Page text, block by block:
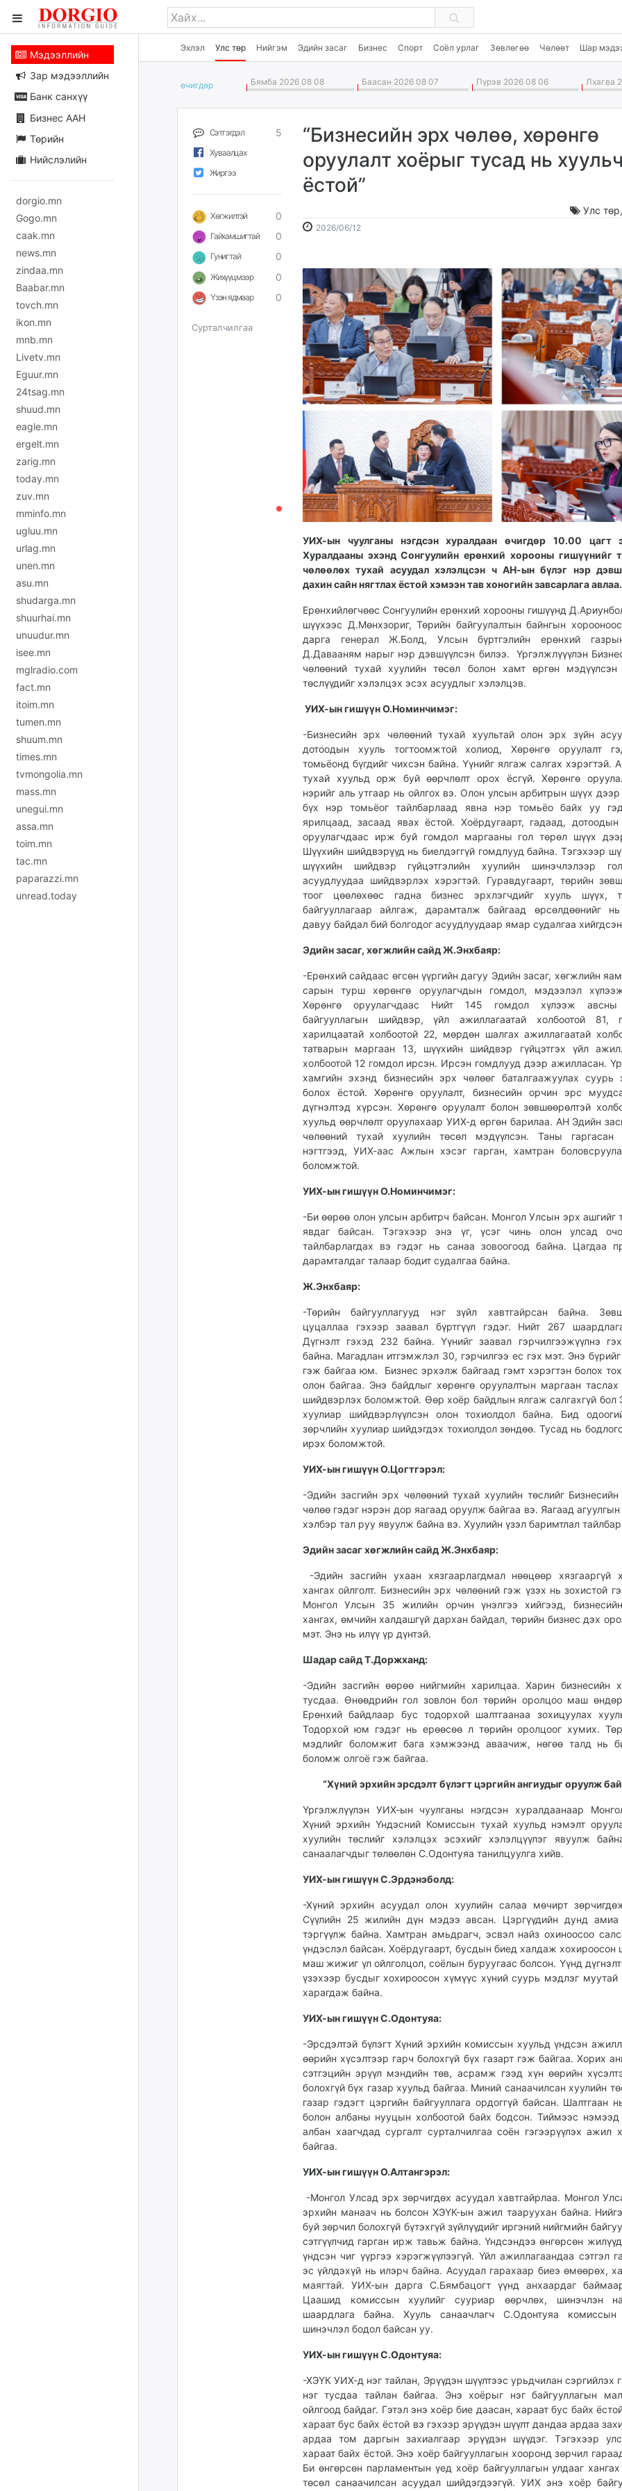
Эхлэл Улс төр Нийгэм Эдийн засаг Бизнес Спорт Соёл урлаг Зөвлөгөө Чөлөөт Шар
Мэдээллийн
Зар мэдээллийн
Банк санхүү
Бизнес ААН
Төрийн
Нийслэлийн
dorgio.mn
Gogo.mn
caak.mn
news.mn
zindaa.mn
Baabar.mn
tovch.mn
ikon.mn
mnb.mn
Livetv.mn
Eguur.mn
24tsag.mn
shuud.mn
eagle.mn
ergelt.mn
zarig.mn
today.mn
zuv.mn
mminfo.mn
ugluu.mn
urlag.mn
unen.mn
asu.mn
shudarga.mn
shuurhai.mn
unuudur.mn
isee.mn
mglradio.com
fact.mn
itoim.mn
tumen.mn
shuum.mn
times.mn
tvmongolia.mn
mass.mn
unegui.mn
assa.mn
toim.mn
tac.mn
paparazzi.mn
unread.today
өчигдѳр Бямба 2026 08 08 Баасан 2026 08 07 Пүрэв 2026 08 06 Лхагва
Сэтгэгдэл 5
Хуваалцах
Жиргээ
Хөгжилтэй 0
Гайхамшигтай 0
Гунигтай 0
Жихүүцмээр 0
Үзэн ядмаар 0
Сурталчилгаа
“Бизнесийн эрх чөлөө, хөрөнгө
оруулалт хоёрыг тусад нь
ёстой”
Улс төр,
2026/06/12
09:22:03
15:40:26
УИХ-ын чуулганы нэгдсэн хуралдаан өчигдөр 10.00 цагт
Хуралдааны эхэнд Сонгуулийн ерөнхий хорооны гишүүнийг
чөлөөлөх тухай асуудал хэлэлцсэн ч АН-ын бүлэг нэр
дахин сайн нягтлах ёстой хэмээн тав хоногийн завсарлага авлаа.
Ерөнхийлөгчөөс Сонгуулийн ерөнхий хорооны гишүүнд
шүүхээс Д.Мөнхзориг, Төрийн байгуулалтын байнгын
дарга генерал Ж.Болд, Улсын бүртгэлийн ерөнхий
Д.Давааням нарыг нэр дэвшүүлсэн билээ. Үргэлжлүүүлэн
чөлөөний тухай хуулийн төсөл болон хамт өргөн мэдүүлсэн
төслүүдийг хэлэлцэх эсэх асуудлыг хэлэлцэв.
УИХ-ын гишүүн О.Номинчимэг:
-Бизнесийн эрх чөлөөний тухай хуультай олон эрх зүйн
дотоодын хууль тогтоомжтой холиод, Хөрөнгө оруулалт
томьёонд бүгдийг чихсэн байна. Үүнийг ялгаж салгах хэрэгтэй.
тухай хуульд орж буй өөрчлөлт орох ёсгүй. Хөрөнгө
нэрийг аль утгаар нь ойлгох вэ. Олон улсын арбитрын шүүх дээр
бүх нэр томьёог тайлбарлаад явна нэр томьёо байх уу
ярилцаад, засаад явах ёстой. Хоёрдугаарт, гадаад, дотоодын
оруулагчдаас ирж буй гомдол маргааны гол төрөл шүүх
Шүүхийн шийдвэрүүд нь биелдэггүй гомдлууд байна. Тэгэхээр
шүүхийн шийдвэр гүйцэтгэлийн хуулийн шинэчлэлээр
асуудлуудаа шийдвэрлэх хэрэгтэй. Гуравдугаарт, төрийн
тоог цөөлөхөөс гадна бизнес эрхлэгчдийг хууль шүүх,
байгууллагаар айлгаж, дарамталж байгаад өрсөлдөөнийг нь
давуу байдал бий болгодог асуудлуудаар ямар судалгаа
Эдийн засаг, хөгжлийн сайд Ж.Энхбаяр:
-Ерөнхий сайдаас өгсөн үүргийн дагуу Эдийн засаг, хөгжлийн
сарын турш хөрөнгө оруулагчдын гомдол, мэдээлэл
Хөрөнгө оруулагчдаас Нийт 145 гомдол хүлээж авсны
байгууллагын шийдвэр, үйл ажиллагаатай холбоотой 81,
харилцаатай холбоотой 22, мөрдөн шалгах ажиллагаатай
татварын маргаан 13, шүүхийн шийдвэр гүйцэтгэх үйл
холбоотой 12 гомдол ирсэн. Ирсэн гомдлууд дээр ажилласан.
хамгийн эхэнд бизнесийн эрх чөлөөг баталгаажуулах суурь
болох ёстой. Хөрөнгө оруулалт, бизнесийн орчин эрс
дүгнэлтэд хүрсэн. Хөрөнгө оруулалт болон зөвшөөрөлтэй
хуульд өөрчлөлт оруулахаар УИХ-д өргөн барилаа. АН Эдийн
чөлөөний тухай хуулийн төсөл мэдүүлсэн. Таны гаргасан
нэгтгээд, УИХ-аас Ажлын хэсэг гарган, хамтран
боломжтой.
УИХ-ын гишүүн О.Номинчимэг:
-Би өөрөө олон улсын арбитрч байсан. Монгол Улсын эрх ашгийг
явдаг байсан. Тэгэхээр энэ үг, үсэг чинь олон улсад
тайлбарлагдах вэ гэдэг нь санаа зовоогоод байна. Цагдаа
дарамталдаг талаар бодит судалгаа байна.
Ж.Энхбаяр:
-Төрийн байгууллагууд нэг зүйл хавтгайрсан байна.
цуцаллаа гэхээр заавал бүртгүүл гэдэг. Нийт 267
Дүгнэлт гэхэд 232 байна. Үүнийг заавал гэрчилгээжүүлнэ
байна. Магадлан итгэмжлэл 30, гэрчилгээ ес гэх мэт. Энэ бүрийг
гэж байгаа юм. Бизнес эрхэлж байгаад гэмт хэрэгтэн болох
олон байгаа. Энэ байдлыг хөрөнгө оруулалтын маргаан таслах
шийдвэрлэх боломжтой. Өөр хоёр байдлын ялгаж салгахгүй бол
хуулиар шийдвэрлүүлсэн олон тохиолдол байна. Бид
зөрчлийн хуулиар шийдэгдэх тохиолдол зөндөө. Тусад нь
ирэх боломжтой.
УИХ-ын гишүүн О.Цогтгэрэл:
-Эдийн засгийн эрх чөлөөний тухай хуулийн төслийг
чөлөө гэдэг нэрэн дор яагаад оруулж байгаа вэ. Яагаад
хэлбэр тал руу явуулж байна вэ. Хуулийн үзэл баримтлал тайлбар
Эдийн засаг хөгжлийн сайд Ж.Энхбаяр:
-Эдийн засгийн ухаан хязгаарлагдмал нөөцөөр хязгааргүй
хангах ойлголт. Бизнесийн эрх чөлөөний гэж үзэх нь зохистой
Монгол Улсын 35 жилийн орчин үнэлгээ хийгээд,
хангах, өмчийн халдашгүй дархан байдал, төрийн бизнес дэх
мэт. Энэ нь илүү үр дүнтэй.
Шадар сайд Т.Доржханд:
-Эдийн засгийн өөрөө нийгмийн харилцаа. Харин бизнесийн
тусдаа. Өнөөдрийн гол зовлон бол төрийн оролцоо маш
Ерөнхий байдлаар бус тодорхой шалтгаанаа зохицуулах
Тодорхой юм гэдэг нь ерөөсөө л төрийн оролцоог хумих.
мэдлийг боломжит бага хэмжээнд аваачиж, нөгөө талд нь
боломж олгоё гэж байгаа.
“Хүний эрхийн эрсдэлт бүлэгт цэргийн ангиудыг оруулж
Үргэлжлүүлэн УИХ-ын чуулганы нэгдсэн хуралдаанаар
Хүний эрхийн Үндэсний Комиссын тухай хуульд нэмэлт
хуулийн төслийг хэлэлцэх эсэхийг хэлэлцүүлэг явуулж
санаалагчдыг төлөөлөн С.Одонтуяа танилцуулга хийв.
УИХ-ын гишүүн С.Эрдэнэболд:
-Хүний эрхийн асуудал олон хуулийн салаа мөчирт
Сүүлийн 25 жилийн дүн мэдээ авсан. Цэргүүдийн дунд амиа
тэргүүлж байна. Хамтран амьдрагч, эсвэл найз охиноосоо
үндэслэл байсан. Хоёрдугаарт, бусдын биед халдаж хохироосон
маш жижиг үл ойлголцол, соёлын буруугаас болсон. Үүнд дүгнэлт
үзэхээр бусдыг хохироосон хүмүүс хүний суурь мэдлэг муутай
харагдаж байна.
УИХ-ын гишүүн С.Одонтуяа:
-Эрсдэлтэй бүлэгт Хүний эрхийн комиссын хуульд үндсэн
өөрийн хүсэлтээр гарч болохгүй бүх газарт гэж байгаа. Хорих
сэтгэцийн эрүүл мэндийн төв, асрамж гээд хүн өөрийн
болохгүй бүх газар хуульд байгаа. Миний санаачилсан хуулийн
газар гэдэгт цэргийн байгууллага ордоггүй байсан. Шалтгаан
болон албаны нууцын холбоотой байх бодсон. Тиймээс нэмээд
албан хаагчдад сургалт сурталчилгаа соён гэгээрүүлэх ажил
байгаа.
УИХ-ын гишүүн О.Алтангэрэл:
-Монгол Улсад эрх зөрчигдөх асуудал хавтгайрлаа. Монгол
эрхийн манаач нь болсон ХЭҮК-ын ажил тааруухан байна.
буй зөрчил болохгүй бүтэхгүй зүйлүүдийг иргэний нийгмийн
сэтгүүлчид гарган ирж тавьж байна. Үндсэндээ өнгөрсөн
үндсэн чиг үүргээ хэрэгжүүлээгүй. Үйл ажиллагаандаа сэтгэл
эс үйлдэхүй нь илэрч байна. Асуудал гарахаар биеэ өмөөрөх,
маягтай. УИХ-ын дарга С.Бямбацогт үүнд анхаардаг
Цаашид комиссын хуулийг сууриар өөрчлөх, шинэчлэн
шаардлага байна. Хууль санаачлагч С.Одонтуяа комиссын
шинэчлэл бодол байсан уу.
УИХ-ын гишүүн С.Одонтуяа:
-ХЭҮК УИХ-д нэг тайлан, Эрүүдэн шүүлтээс урьдчилан сэргийлэх
нэг тусдаа тайлан байгаа. Энэ хоёрыг нэг байгууллагын
ойлгоод байдаг. Гэтэл энэ хоёр бие даасан, хараат бус байх
хараат бус байх ёстой вэ гэхээр эрүүдэн шүүлт дандаа ардаа
ардаа том даргын захиалгаар эрүүдэн шүүдэг. Тэгэхээр
хараат байх ёстой. Энэ хоёр байгууллагын хооронд зөрчил
Би өнгөрсөн парламентын үед хоёр байгууллагын улдааг хангах
төсөл санаачилсан асуудал шийдэгдээгүй. УИХ энэ хоёр